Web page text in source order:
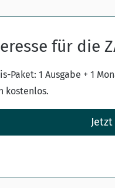
für die
Paket: 1 Ausgabe + 1
kostenlos.